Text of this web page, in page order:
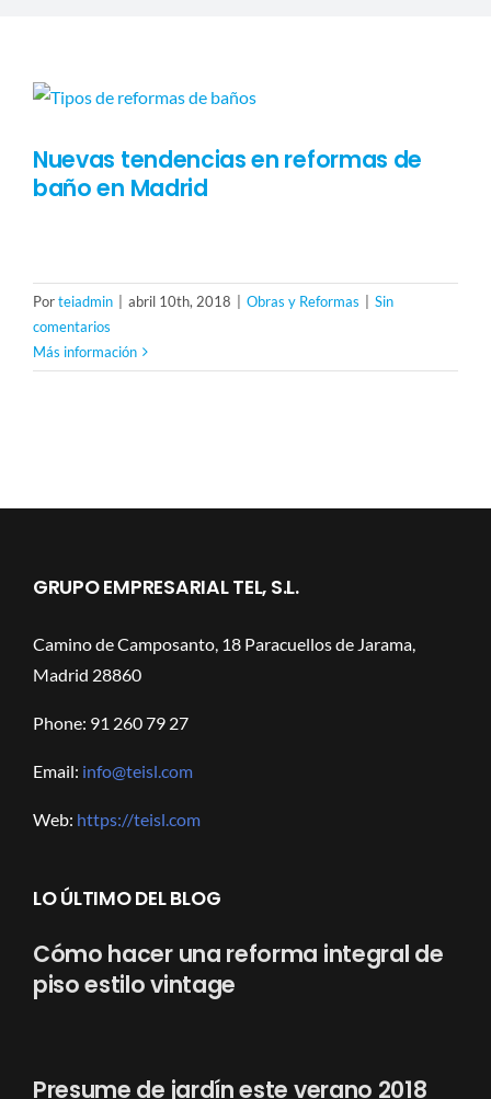
PRESUPUESTO
Nuevas tendencias en reformas de
baño en Madrid
Porteiadmin abril 10th, 2018 Obras y Reformas
Sin
comentarios
Más información
GRUPO EMPRESARIAL TEL, S.L.
Camino de Camposanto, 18 Paracuellos de Jarama,
Madrid 28860
Phone: 91 260 79 27
Email: info@teisl.com
Web: https://teisl.com
LO ÚLTIMO DEL BLOG
Cómo hacer una reforma integral de
piso estilo vintage
Presume de jardín este verano 2018